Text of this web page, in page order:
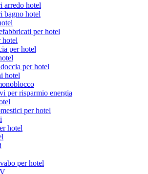
arredo hotel
bagno hotel
per hotel
hotel
per hotel
per hotel
hotel
per risparmio energia
per hotel
hotel
per hotel